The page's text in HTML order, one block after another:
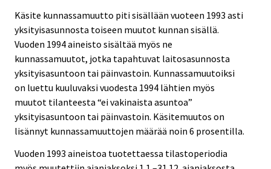
Käsite kunnassamuutto piti sisällään vuoteen 1993 asti
yksityisasunnosta toiseen muutot kunnan sisällä.
Vuoden 1994 aineisto sisältää myös ne
kunnassamuutot, jotka tapahtuvat laitosasunnosta
yksityisasuntoon tai päinvastoin. Kunnassamuutoiksi
on luettu kuuluvaksi vuodesta 1994 lähtien myös
muutot tilanteesta “ei vakinaista asuntoa”
yksityisasuntoon tai päinvastoin. Käsitemuutos on
lisännyt kunnassamuuttojen määrää noin 6 prosentilla.
Vuoden 1993 aineistoa tuotettaessa tilastoperiodia